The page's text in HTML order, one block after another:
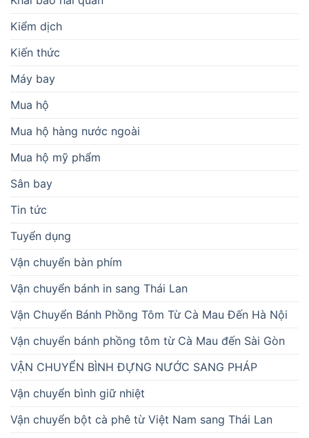
Kiểm dịch
Kiến thức
Máy bay
Mua hộ
Mua hộ hàng nước ngoài
Mua hộ mỹ phẩm
Sân bay
Tin tức
Tuyển dụng
Vận chuyển bàn phím
Vận chuyển bánh in sang Thái Lan
Vận Chuyển Bánh Phồng Tôm Từ Cà Mau Đến Hà Nội
Vận chuyển bánh phồng tôm từ Cà Mau đến Sài Gòn
VẬN CHUYỂN BÌNH ĐỰNG NƯỚC SANG PHÁP
Vận chuyển bình giữ nhiệt
Vận chuyển bột cà phê từ Việt Nam sang Thái Lan